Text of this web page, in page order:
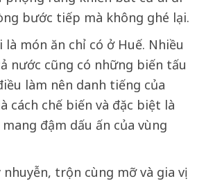
bước tiếp mà không ghé lại.
là món ăn chỉ có ở Huế. Nhiều
nước cũng có những biến tấu
làm nên danh tiếng của
cách chế biến và đặc biệt là
đậm dấu ấn của vùng
trộn cùng mỡ và gia vị